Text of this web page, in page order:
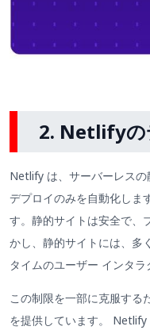
2. Netlifyの
Netlify は、サーバーレスの
デプロイのみを自動化しま
す。静的サイトは安全で、
かし、静的サイトには、多
タイムのユーザー インタラ
この制限を一部に克服する
を提供しています。 Netlify